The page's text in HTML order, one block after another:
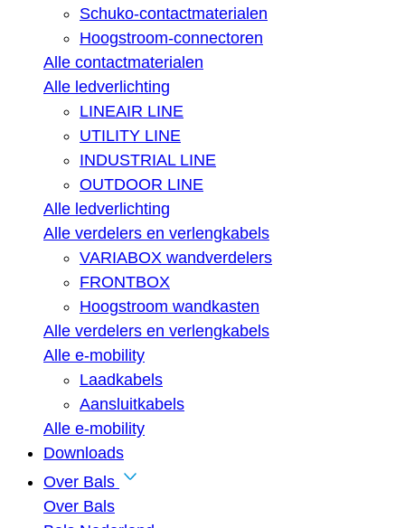
Schuko-contactmaterialen
Hoogstroom-connectoren
Alle contactmaterialen
Alle ledverlichting
LINEAIR LINE
UTILITY LINE
INDUSTRIAL LINE
OUTDOOR LINE
Alle ledverlichting
Alle verdelers en verlengkabels
VARIABOX wandverdelers
FRONTBOX
Hoogstroom wandkasten
Alle verdelers en verlengkabels
Alle e-mobility
Laadkabels
Aansluitkabels
Alle e-mobility
Downloads
Over Bals
Over Bals